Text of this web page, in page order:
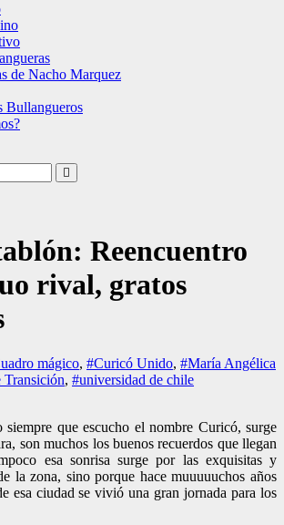
de Nacho Marquez
Bullangueros
Reencuentro
rival, gratos
mágico, #Curicó Unido, #María Angélica
Transición, #universidad de chile
que escucho el nombre Curicó, surge
son muchos los buenos recuerdos que llegan
esa sonrisa surge por las exquisitas y
la zona, sino porque hace muuuuuchos años
esa ciudad se vivió una gran jornada para los